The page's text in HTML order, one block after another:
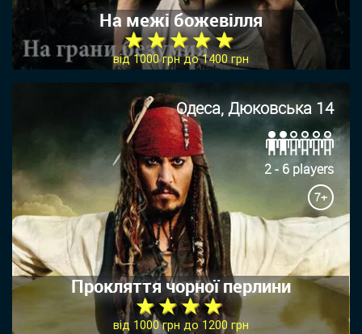
На межі божевілля
★ ★ ★ ★ ★
від 1000 грн до 1400 грн
Одеса, Дюковська 14
2 - 6 players
7+
Прокляття чорної перлини
★ ★ ★ ★
від 1000 грн до 1200 грн